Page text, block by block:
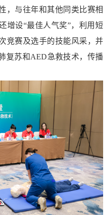
，与往年和其他同类比赛相
增设“最佳人气奖”，利用短
竞赛及选手的技能风采，并
复苏和AED急救技术，传播